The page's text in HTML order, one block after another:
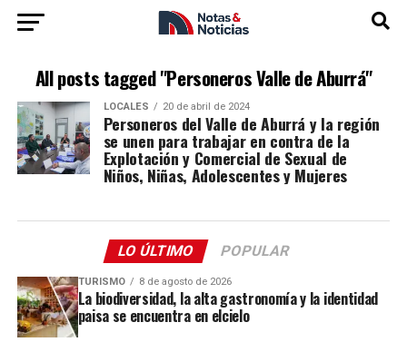
All posts tagged "Personeros Valle de Aburrá"
LOCALES 20 de abril de 2024
Personeros del Valle de Aburrá y la región
se unen para trabajar en contra de la
Explotación y Comercial de Sexual de
Niños, Niñas, Adolescentes y Mujeres
LO ÚLTIMO POPULAR
TURISMO 8 de agosto de 2026
La biodiversidad, la alta gastronomía y la identidad
paisa se encuentra en elcielo